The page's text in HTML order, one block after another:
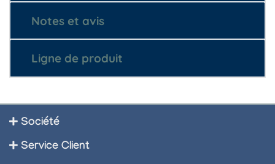
Notes et avis
Ligne de produit
Société
Service Client